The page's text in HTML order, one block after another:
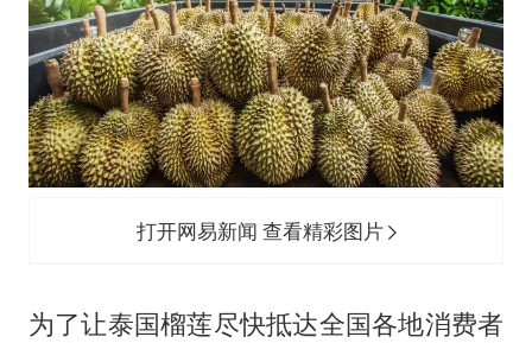
打开网易新闻 查看精彩图片
为了让泰国榴莲尽快抵达全国各地消费者